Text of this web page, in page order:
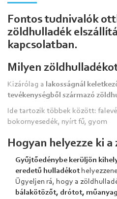
Fontos tudnivalók
zöldhulladék
kapcsolatban.
Milyen
Kizárólag a
lakosságnál
tevékenységből származó
Ide tartozik többek között:
bokornyesedék, nyírt fű, gyom
Hogyan helyezze ki
Gyűjtőedénybe kerüljön
eredetű hulladékot
Ügyeljen rá, hogy a
bálakötözőt, drótot,